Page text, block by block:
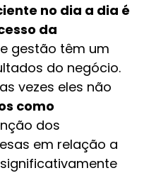
no dia a dia é
da
gestão têm um
do negócio.
vezes eles não
como
dos
em relação a